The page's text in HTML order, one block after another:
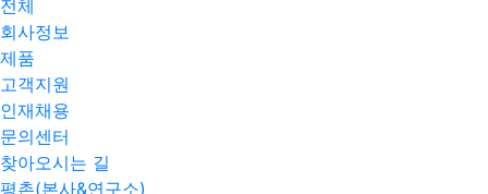
전체
회사정보
제품
고객지원
인재채용
문의센터
찾아오시는 길
평촌(본사&연구소)